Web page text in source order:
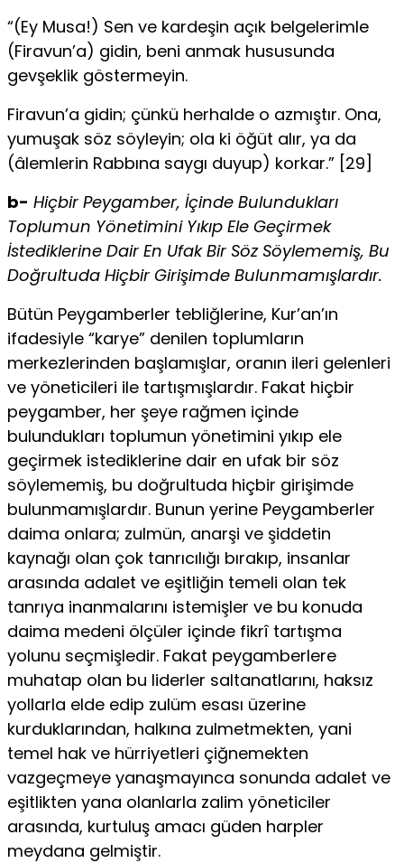
“(Ey Musa!) Sen ve kardeşin açık belgelerimle
(Firavun’a) gidin, beni anmak hususunda
gevşeklik göstermeyin.
Firavun’a gidin; çünkü herhalde o azmıştır. Ona,
yumuşak söz söyleyin; ola ki öğüt alır, ya da
(âlemlerin Rabbına saygı duyup) korkar.” [29]
b- Hiçbir Peygamber, İçinde Bulundukları
Toplumun Yönetimini Yıkıp Ele Geçirmek
İstediklerine Dair En Ufak Bir Söz Söylememiş, Bu
Doğrultuda Hiçbir Girişimde Bulunmamışlardır.
Bütün Peygamberler tebliğlerine, Kur’an’ın
ifadesiyle “karye” denilen toplumların
merkezlerinden başlamışlar, oranın ileri gelenleri
ve yöneticileri ile tartışmışlardır. Fakat hiçbir
peygamber, her şeye rağmen içinde
bulundukları toplumun yönetimini yıkıp ele
geçirmek istediklerine dair en ufak bir söz
söylememiş, bu doğrultuda hiçbir girişimde
bulunmamışlardır. Bunun yerine Peygamberler
daima onlara; zulmün, anarşi ve şiddetin
kaynağı olan çok tanrıcılığı bırakıp, insanlar
arasında adalet ve eşitliğin temeli olan tek
tanrıya inanmalarını istemişler ve bu konuda
daima medeni ölçüler içinde fikrî tartışma
yolunu seçmişledir. Fakat peygamberlere
muhatap olan bu liderler saltanatlarını, haksız
yollarla elde edip zulüm esası üzerine
kurduklarından, halkına zulmetmekten, yani
temel hak ve hürriyetleri çiğnemekten
vazgeçmeye yanaşmayınca sonunda adalet ve
eşitlikten yana olanlarla zalim yöneticiler
arasında, kurtuluş amacı güden harpler
meydana gelmiştir.